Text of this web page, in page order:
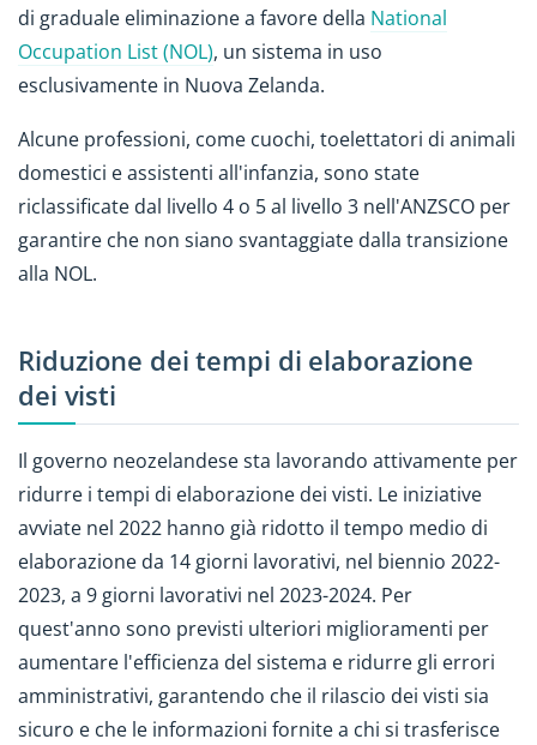
di graduale eliminazione a favore della National
Occupation List (NOL), un sistema in uso
esclusivamente in Nuova Zelanda.
Alcune professioni, come cuochi, toelettatori di animali
domestici e assistenti all'infanzia, sono state
riclassificate dal livello 4 o 5 al livello 3 nell'ANZSCO per
garantire che non siano svantaggiate dalla transizione
alla NOL.
Riduzione dei tempi di elaborazione
dei visti
Il governo neozelandese sta lavorando attivamente per
ridurre i tempi di elaborazione dei visti. Le iniziative
avviate nel 2022 hanno già ridotto il tempo medio di
elaborazione da 14 giorni lavorativi, nel biennio 2022-
2023, a 9 giorni lavorativi nel 2023-2024. Per
quest'anno sono previsti ulteriori miglioramenti per
aumentare l'efficienza del sistema e ridurre gli errori
amministrativi, garantendo che il rilascio dei visti sia
sicuro e che le informazioni fornite a chi si trasferisce